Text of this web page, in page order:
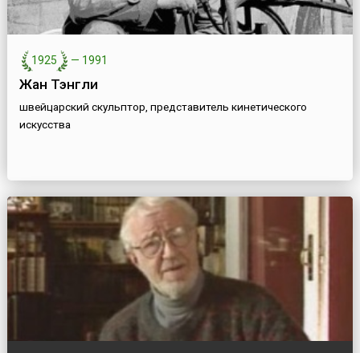
1925 — 1991
Жан Тэнгли
швейцарский скульптор, представитель кинетического
искусства